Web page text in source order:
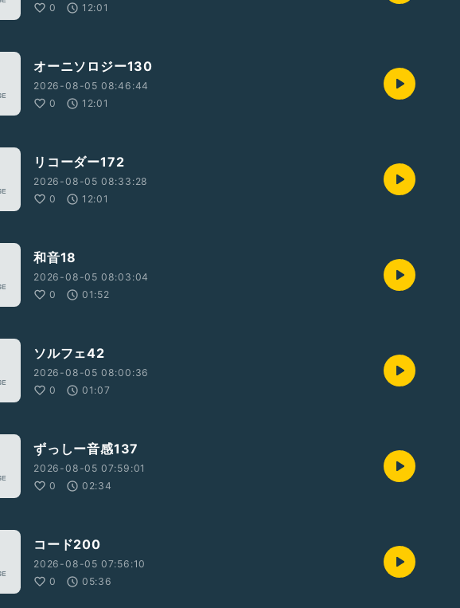
0
12:01
オーニソロジー130
2026-08-05 08:46:44
0
12:01
リコーダー172
2026-08-05 08:33:28
0
12:01
和音18
2026-08-05 08:03:04
0
01:52
ソルフェ42
2026-08-05 08:00:36
0
01:07
ずっしー音感137
2026-08-05 07:59:01
0
02:34
コード200
2026-08-05 07:56:10
0
05:36